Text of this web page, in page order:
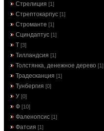
Стрелиция [1]
Стрептокарпус [1]
Строманте [1]
Сциндаптус [1]
Т [3]
Тилландсия [1]
Толстянка, денежное дерево [1]
Традесканция [1]
Тунбергия [0]
У [0]
Ф [10]
Фаленопсис [1]
Фатсия [1]